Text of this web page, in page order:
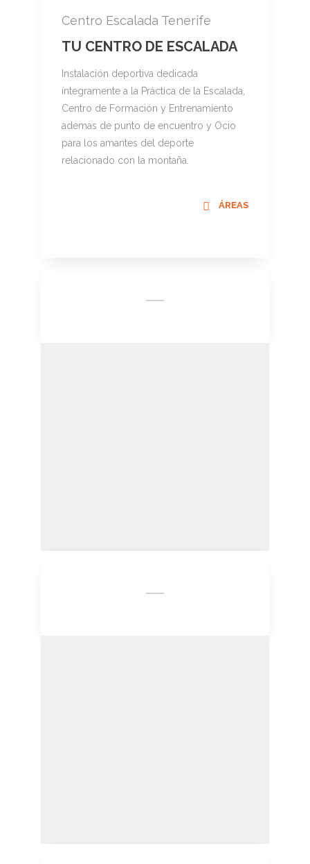
Centro Escalada Tenerife
TU CENTRO DE ESCALADA
Instalación deportiva dedicada
íntegramente a la Práctica de la Escalada,
Centro de Formación y Entrenamiento
ademas de punto de encuentro y Ocio
para los amantes del deporte
relacionado con la montaña.
ÁREAS